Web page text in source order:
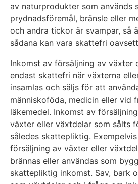
av naturprodukter som används
prydnadsföremål, bränsle eller
och andra tickor är svampar, så
sådana kan vara skattefri
Inkomst av försäljning av växter
endast skattefri när växterna
insamlas och säljs för att
människoföda, medicin eller vid
läkemedel. Inkomst av
växter eller växtdelar som sålts
således skattepliktig.
försäljning av växter eller
brännas eller användas som
skattepliktig inkomst. Sav, bark